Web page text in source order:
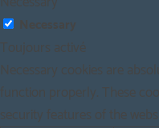
Necessary
Toujours activé
Necessary cookies are
function properly. These
security features of the